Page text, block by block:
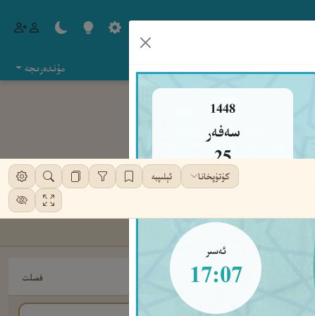
1448
سەفەر
25
شەنبە
ئەسىر
17:07
مۇندەرىجە
كۈتۈپخانا ئېلىپبە
فصلت